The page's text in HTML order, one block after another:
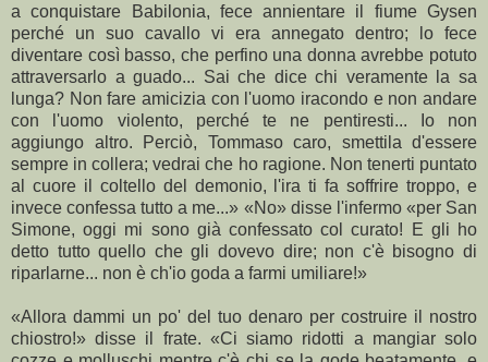
a conquistare Babilonia, fece annientare il fiume Gysen
perché un suo cavallo vi era annegato dentro; lo fece
diventare così basso, che perfino una donna avrebbe potuto
attraversarlo a guado... Sai che dice chi veramente la sa
lunga? Non fare amicizia con l'uomo iracondo e non andare
con l'uomo violento, perché te ne pentiresti... Io non
aggiungo altro. Perciò, Tommaso caro, smettila d'essere
sempre in collera; vedrai che ho ragione. Non tenerti puntato
al cuore il coltello del demonio, l'ira ti fa soffrire troppo, e
invece confessa tutto a me...» «No» disse l'infermo «per San
Simone, oggi mi sono già confessato col curato! E gli ho
detto tutto quello che gli dovevo dire; non c'è bisogno di
riparlarne... non è ch'io goda a farmi umiliare!»
«Allora dammi un po' del tuo denaro per costruire il nostro
chiostro!» disse il frate. «Ci siamo ridotti a mangiar solo